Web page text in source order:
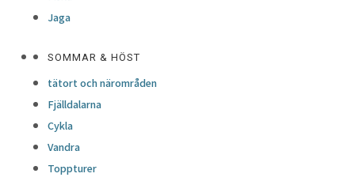
Jaga
SOMMAR & HÖST
tätort och närområden
Fjälldalarna
Cykla
Vandra
Toppturer